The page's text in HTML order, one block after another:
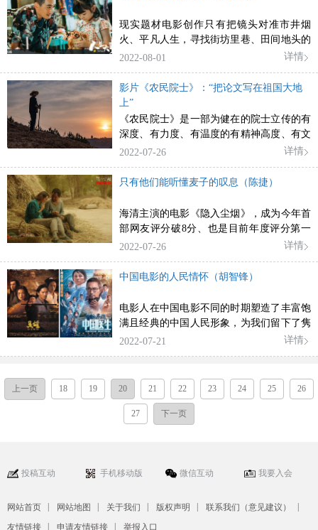
现实题材电影创作只有把镜头对准市井烟
火、平凡人生，寻找街坊里巷、田间地头的
好故事，发现安静角落里的闪光点，体悟寻
为千千万万普通人鼓与呼，真正践行以人民
为中心的创作理念，让观众收获意味隽永的
感动。
2022-08-01 详情
影片《农民院士》：“把论文写在祖国大地
上”
《农民院士》是一部为健在的院士立传的有
深度、有力度、有温度的有精神高度、有文
化文涵、有艺术价值的用心用功之作，值得
2022-07-26 详情
只有他们能听懂麦子的叹息（陈捷）
海清主演的电影《隐入尘烟》，成为今年首
部网友评分破8分、也是目前年度评分第一
的华语院线电影只有他们能听懂麦子的叹息
但影片值得讨论的远比这多得多。整个观影
多数观众从来没有去过导演李睿珺的家乡，
甘肃省张掖市高台县罗城乡花墙子村那片土
地，从来没有过农耕生活的经验，但在两个
小时之间，他们仿佛附体在马有铁和曹贵英
2022-07-26 详情
中国电影的人民情怀（胡智锋）
电影人在中国电影不同的时期塑造了丰富饱
满且经典的中国人民形象，为我们留下了隽
永、深刻、永载史册的生动影像。
2022-07-21 详情
上一页 18 19 20 21 22 23 24 25 26
27 下一页
投稿互动 手机移动版 微信互动 我要入会
网站首页 网站地图 关于我们 版权声明 联系我们（意见建议）
友情链接 申请友情链接 举报入口